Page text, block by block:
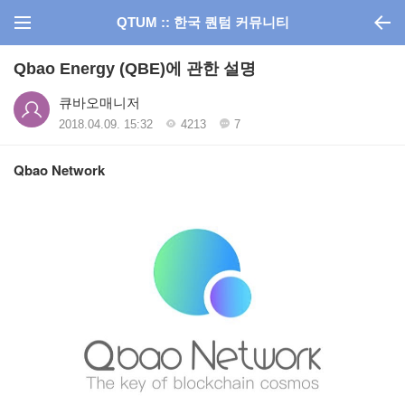
QTUM :: 한국 퀀텀 커뮤니티
Qbao Energy (QBE)에 관한 설명
큐바오매니저
2018.04.09. 15:32 4213 7
Qbao Network